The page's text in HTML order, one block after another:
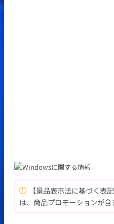
【景品表示法に基づく表
は、商品プロモーションが